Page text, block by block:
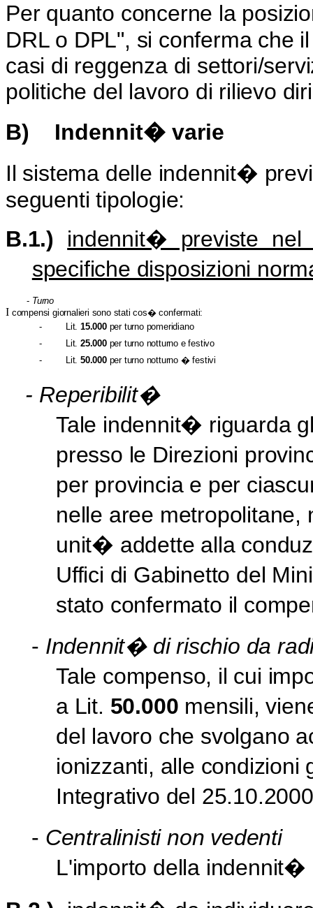
Per quanto concerne la
DRL o DPL", si conferma che
casi di reggenza di settori/
politiche del lavoro di rilievo
B)
Indennit� varie
Il sistema delle indennit�
seguenti tipologie:
B.1.)
indennit� previste nel
specifiche disposizioni
- Turno
I compensi giornalieri sono stati cos� confermati:
-
Lit.15.000 per turno pomeridiano
-
Lit.25.000per turno notturno e festivo
-
Lit.50.000per turno notturno � festivi
- Reperibilit�
Tale indennit� riguarda
presso le Direzioni
per provincia e per
nelle aree
unit� addette alla
Uffici di Gabinetto del
stato confermato il
- Indennit� di rischio da
Tale compenso, il cui
a Lit. 50.000 mensili,
del lavoro che svolgano
ionizzanti, alle
Integrativo del
- Centralinisti non vedenti
L'importo della